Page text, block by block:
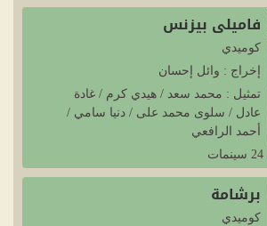
فاميلي بيزنس
كوميدي
إخراج : وائل إحسان
تمثيل : محمد سعد / هيدي كرم / غادة
عادل / سلوى محمد على / دنيا سامي /
أحمد الرافعي
برشامة
كوميدي